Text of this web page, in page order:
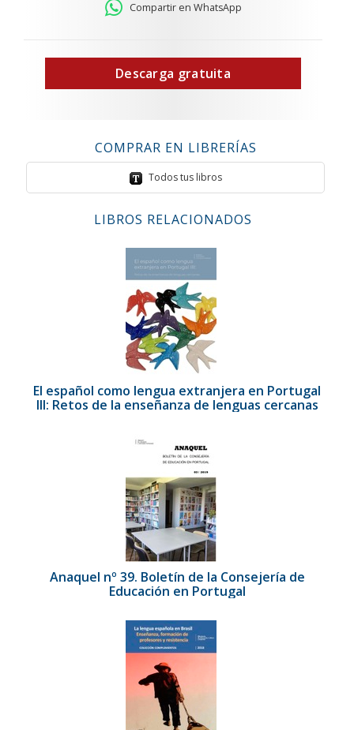
Compartir en WhatsApp
Descarga gratuita
COMPRAR EN LIBRERÍAS
Todos tus libros
LIBROS RELACIONADOS
El español como lengua extranjera en Portugal
III: Retos de la enseñanza de lenguas cercanas
Anaquel nº 39. Boletín de la Consejería de
Educación en Portugal